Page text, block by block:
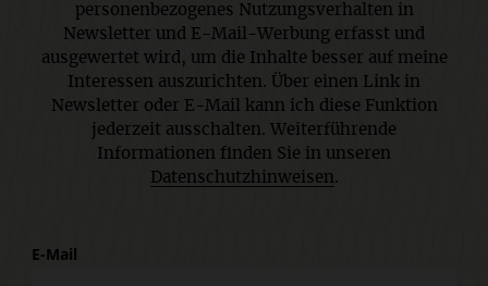
personenbezogenes Nutzungsverhalten in
Newsletter und E-Mail-Werbung erfasst und
ausgewertet wird, um die Inhalte besser auf meine
Interessen auszurichten. Über einen Link in
Newsletter oder E-Mail kann ich diese Funktion
jederzeit ausschalten. Weiterführende
Informationen finden Sie in unseren
Datenschutzhinweisen .
E-Mail